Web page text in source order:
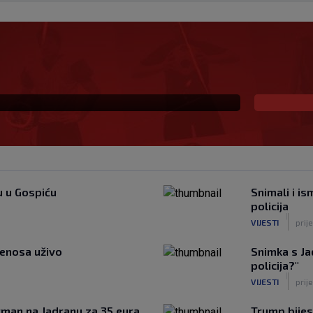
dres
u Gospiću
Snimali i
policija
VIJESTI
uživo
Snimka s
policija?"
VIJESTI